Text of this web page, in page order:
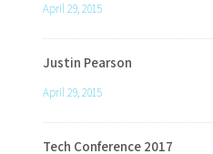
April 29, 2015
Justin Pearson
April 29, 2015
Tech Conference 2017